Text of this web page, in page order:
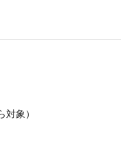
象）